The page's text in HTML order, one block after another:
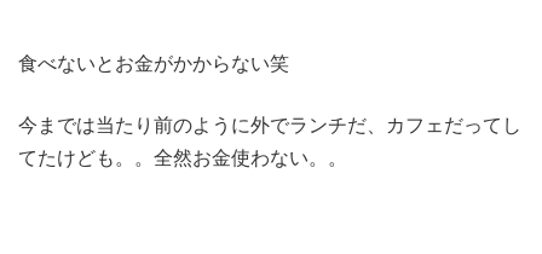
食べないとお金がかからない笑
今までは当たり前のように外でランチだ、カフェだってし
てたけども。。全然お金使わない。。